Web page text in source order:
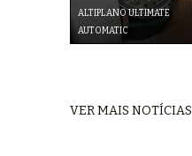
ALTIPLANO ULTIMATE
AUTOMATIC
VER MAIS NOTÍCIAS